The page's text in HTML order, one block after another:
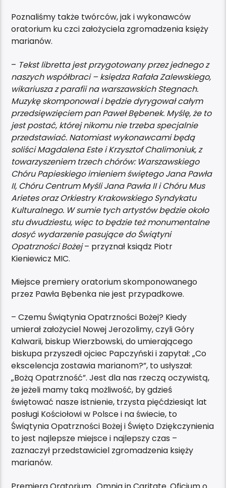
Poznaliśmy także twórców, jak i wykonawców
oratorium ku czci założyciela zgromadzenia księży
marianów.
– Tekst libretta jest przygotowany przez jednego z
naszych współbraci – księdza Rafała Zalewskiego,
wikariusza z parafii na warszawskich Stegnach.
Muzykę skomponował i będzie dyrygował całym
przedsięwzięciem pan Paweł Bębenek. Myślę, że to
jest postać, której nikomu nie trzeba specjalnie
przedstawiać. Natomiast wykonawcami będą
soliści Magdalena Este i Krzysztof Chalimoniuk, z
towarzyszeniem trzech chórów: Warszawskiego
Chóru Papieskiego imieniem świętego Jana Pawła
II, Chóru Centrum Myśli Jana Pawła II i Chóru Mus
Arietes oraz Orkiestry Krakowskiego Syndykatu
Kulturalnego. W sumie tych artystów będzie około
stu dwudziestu, więc to będzie też monumentalne
dosyć wydarzenie pasujące do Świątyni
Opatrzności Bożej– przyznał ksiądz Piotr
Kieniewicz MIC.
Miejsce premiery oratorium skomponowanego
przez Pawła Bębenka nie jest przypadkowe.
– Czemu Świątynia Opatrzności Bożej? Kiedy
umierał założyciel Nowej Jerozolimy, czyli Góry
Kalwarii, biskup Wierzbowski, do umierającego
biskupa przyszedł ojciec Papczyński i zapytał: „Co
ekscelencja zostawia marianom?”, to usłyszał:
„Bożą Opatrzność”. Jest dla nas rzeczą oczywistą,
że jeżeli mamy taką możliwość, by gdzieś
świętować nasze istnienie, trzysta pięćdziesiąt lat
posługi Kościołowi w Polsce i na świecie, to
Świątynia Opatrzności Bożej i Święto Dziękczynienia
to jest najlepsze miejsce i najlepszy czas –
zaznaczył przedstawiciel zgromadzenia księży
marianów.